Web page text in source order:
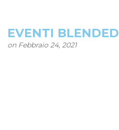
EVENTI BLENDED
on Febbraio 24, 2021